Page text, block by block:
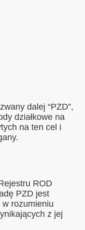
dalej “PZD”,
działkowe na
na ten cel i
ROD
PZD jest
w rozumieniu
z jej